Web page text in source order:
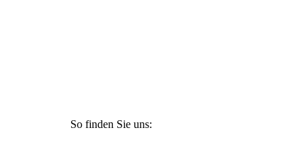
So finden Sie uns: